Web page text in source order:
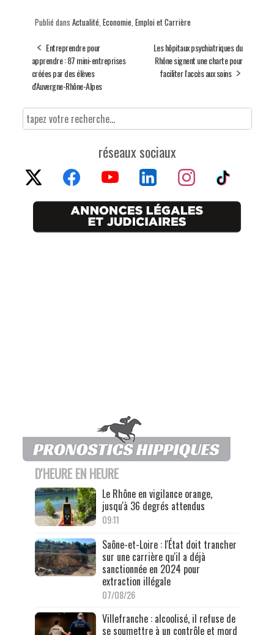
Publié dans Actualité, Economie, Emploi et Carrière
Entreprendre pour
apprendre : 87 mini-entreprises
créées par des élèves
d'Auvergne-Rhône-Alpes
Les hôpitaux psychiatriques du
Rhône signent une charte pour
faciliter l'accès aux soins
réseaux sociaux
D'HEURE EN HEURE
Le Rhône en vigilance orange,
jusqu'à 36 degrés attendus
09:11
Saône-et-Loire : l'État doit trancher
sur une carrière qu'il a déjà
sanctionnée en 2024 pour
extraction illégale
07/08/26
Villefranche : alcoolisé, il refuse de
se soumettre à un contrôle et mord